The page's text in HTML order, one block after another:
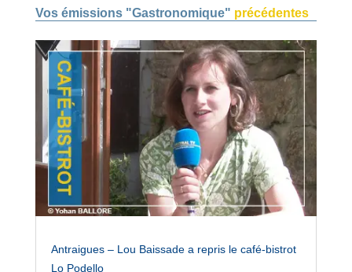
Vos émissions "Gastronomique" précédentes
Antraigues – Lou Baissade a repris le café-bistrot
Lo Podello